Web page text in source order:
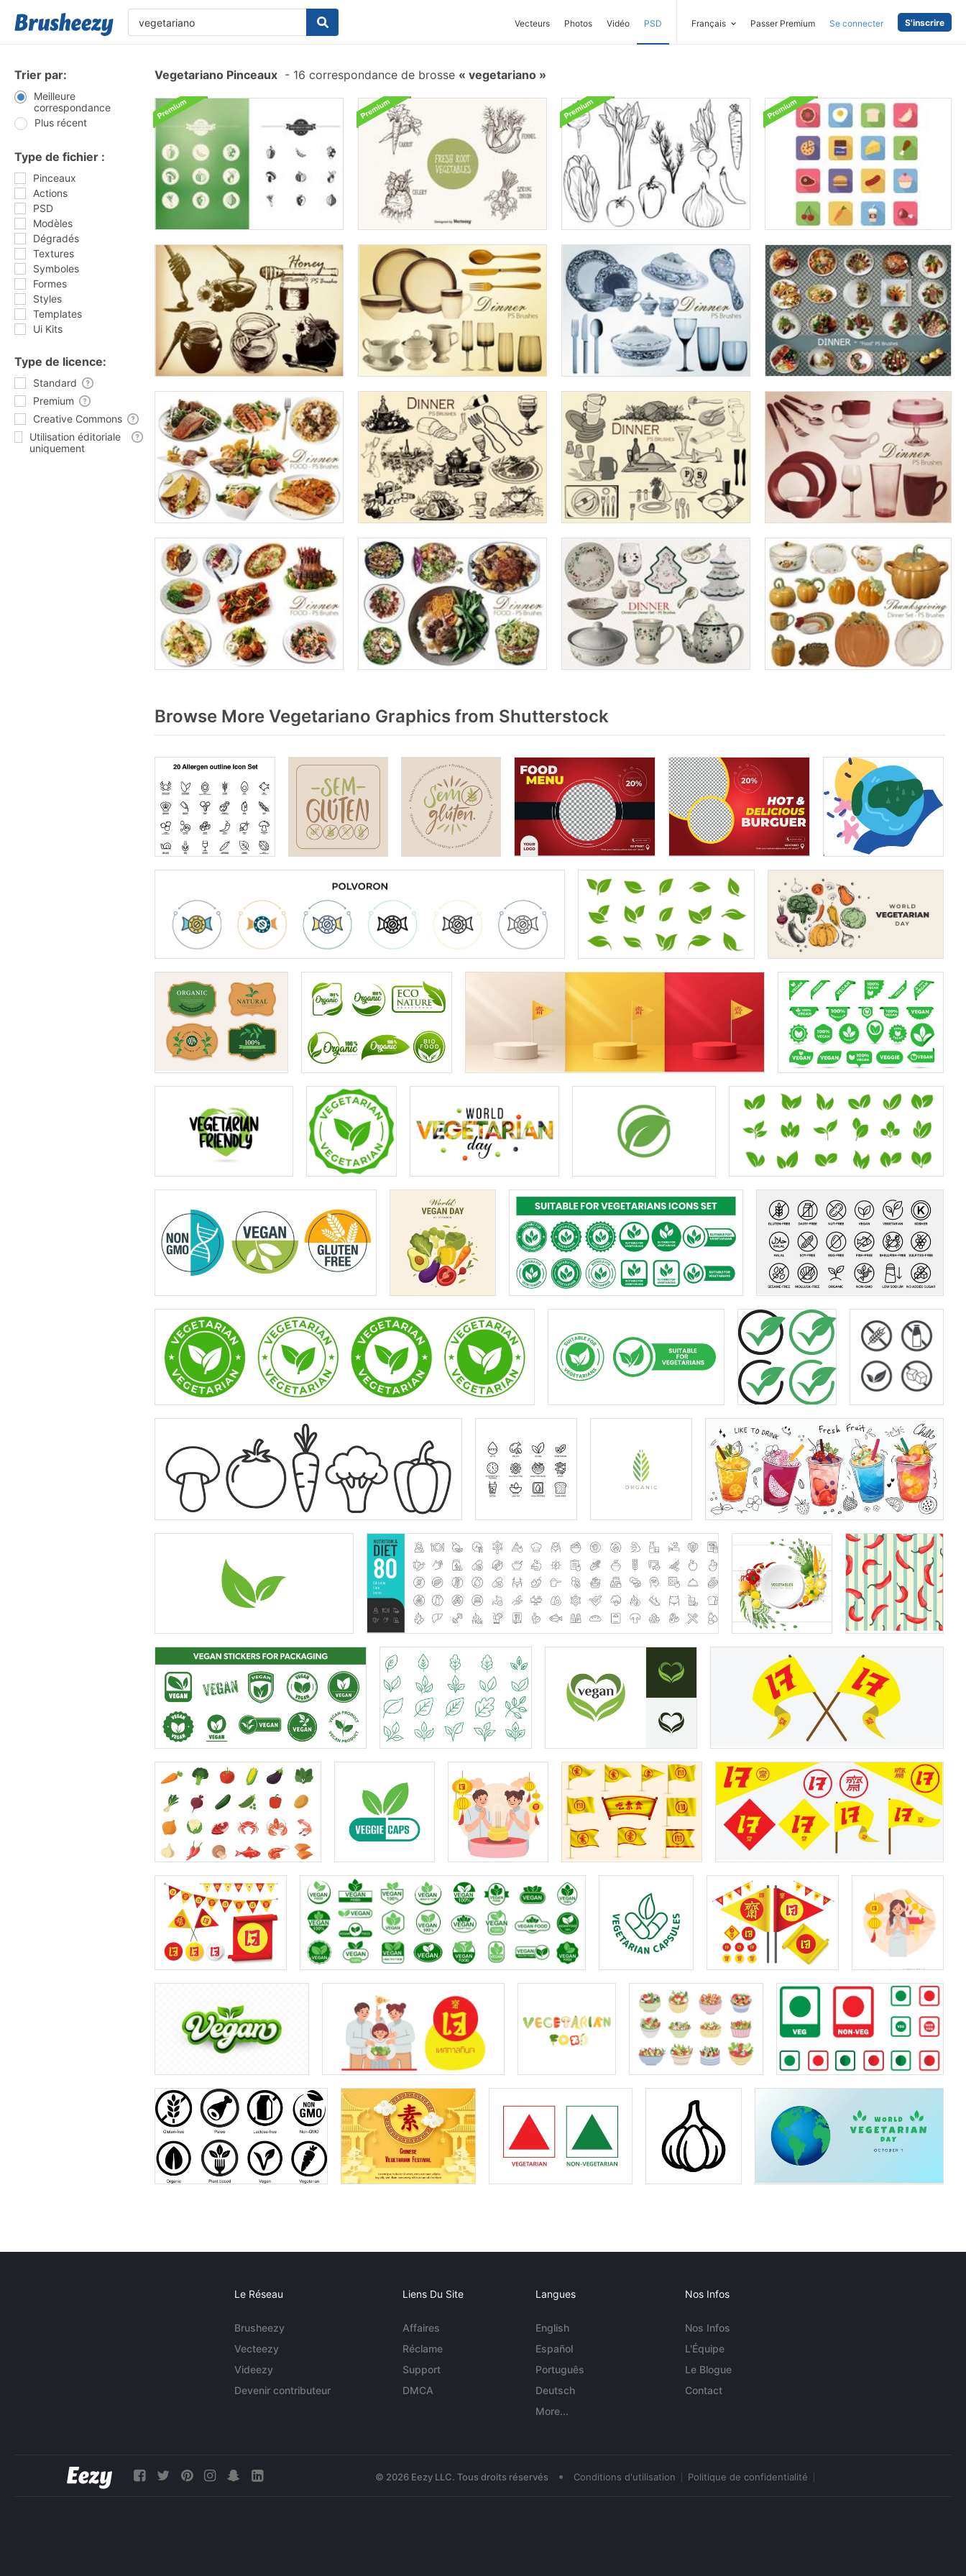
Vecteurs Photos Vidéo PSD Français Passer Premium Se connecter S'inscrire
Trier par:
Meilleure
correspondance
Plus récent
Type de fichier :
Pinceaux
Actions
PSD
Modèles
Dégradés
Textures
Symboles
Formes
Styles
Templates
Ui Kits
Type de licence:
Standard
Premium
Creative Commons
Utilisation éditoriale
uniquement
Vegetariano Pinceaux - 16 correspondance de brosse vegetariano
Browse More Vegetariano Graphics from Shutterstock
Le Réseau
Brusheezy
Vecteezy
Videezy
Devenir contributeur
Liens Du Site
Affaires
Réclame
Support
DMCA
Langues
English
Español
Português
Deutsch
More...
Nos Infos
Nos Infos
L'Équipe
Le Blogue
Contact
© 2026 Eezy LLC. Tous droits réservés • Conditions d'utilisation Politique de confidentialité